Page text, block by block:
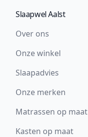
Slaapwel Aalst
Over ons
Onze winkel
Slaapadvies
Onze merken
Matrassen op maat
Kasten op maat